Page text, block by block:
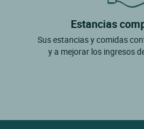
Estancias
Sus estancias y comidas
y a mejorar los ingresos